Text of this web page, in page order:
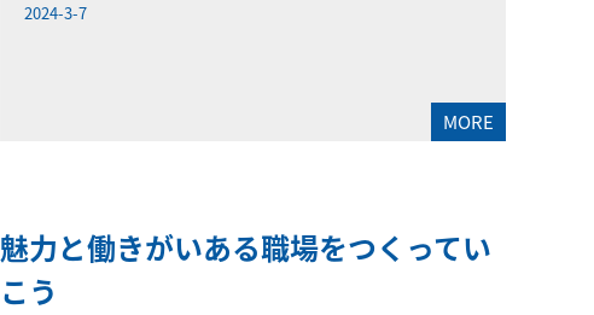
2024-3-7
MORE
魅力と働きがいある職場をつくってい
こう